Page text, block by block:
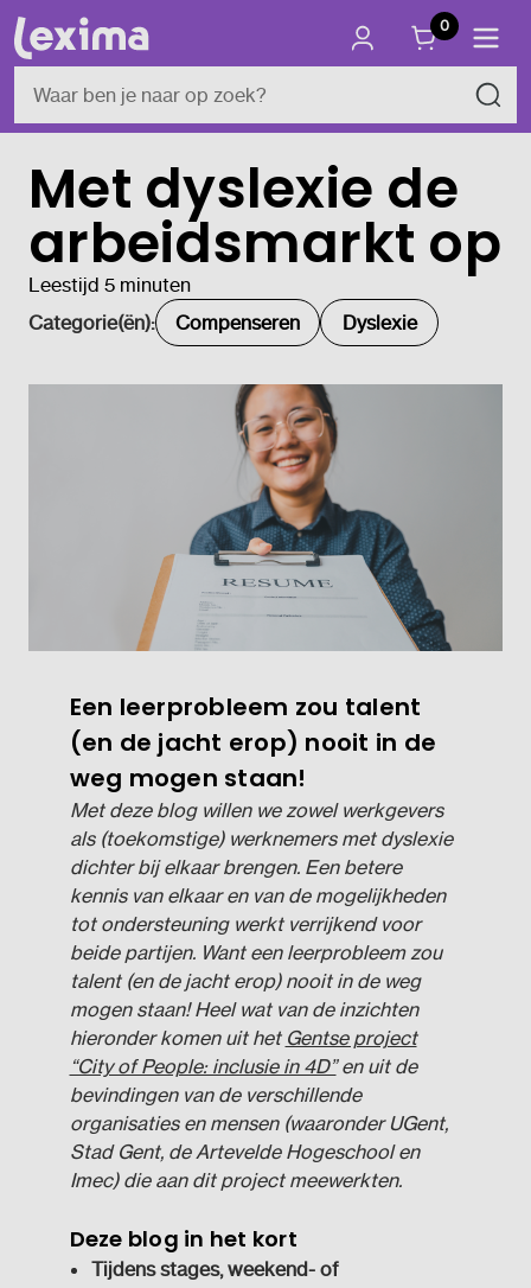
0
Met dyslexie de
arbeidsmarkt op
Leestijd 5 minuten
Categorie(ën):
Compenseren Dyslexie
Een leerprobleem zou talent
(en de jacht erop) nooit in de
weg mogen staan!
Met deze blog willen we zowel werkgevers
als (toekomstige) werknemers met dyslexie
dichter bij elkaar brengen. Een betere
kennis van elkaar en van de mogelijkheden
tot ondersteuning werkt verrijkend voor
beide partijen. Want een leerprobleem zou
talent (en de jacht erop) nooit in de weg
mogen staan! Heel wat van de inzichten
hieronder komen uit het Gentse project
“City of People: inclusie in 4D”en uit de
bevindingen van de verschillende
organisaties en mensen (waaronder UGent,
Stad Gent, de Artevelde Hogeschool en
Imec) die aan dit project meewerkten.
Deze blog in het kort
Tijdens stages, weekend- of